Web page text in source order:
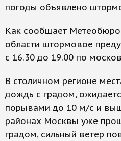
погоды объявлено
Как сообщает
области штормовое
с 16.30 до 19.00 по
В столичном регионе
дождь с градом,
порывами до 10 м/с и
районах Москвы уже
градом, сильный ветер